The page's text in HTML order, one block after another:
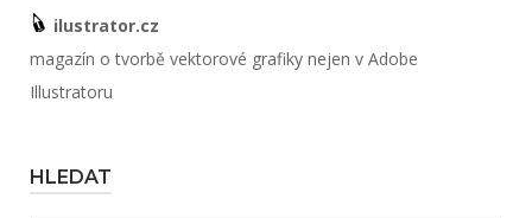
ilustrator.cz
magazín o tvorbě vektorové grafiky nejen v Adobe
Illustratoru
HLEDAT